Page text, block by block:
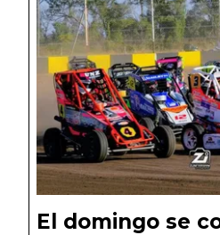
El domingo se